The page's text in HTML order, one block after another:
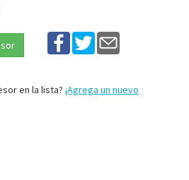
en la lista? ¡Agrega un nuevo